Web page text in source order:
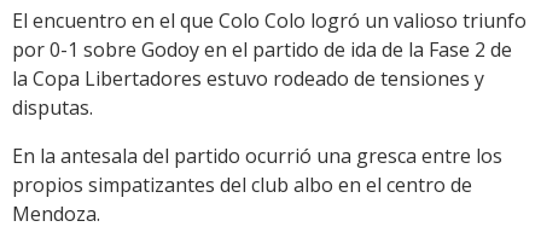
El encuentro en el que Colo Colo logró un valioso triunfo
por 0-1 sobre Godoy en el partido de ida de la Fase 2 de
la Copa Libertadores estuvo rodeado de tensiones y
disputas.
En la antesala del partido ocurrió una gresca entre los
propios simpatizantes del club albo en el centro de
Mendoza.